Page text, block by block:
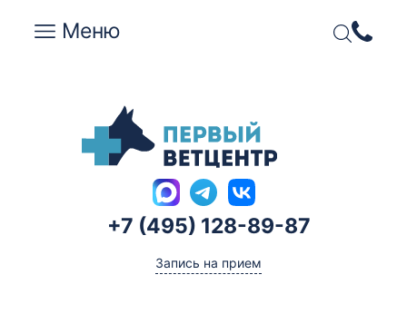
Меню
+7 (495) 128-89-87
Запись на прием